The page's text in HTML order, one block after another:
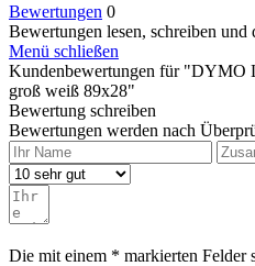
Bewertungen 0
Bewertungen lesen, schreiben und
Menü schließen
Kundenbewertungen für "DYMO
groß weiß 89x28"
Bewertung schreiben
Bewertungen werden nach
Die mit einem * markierten Felder